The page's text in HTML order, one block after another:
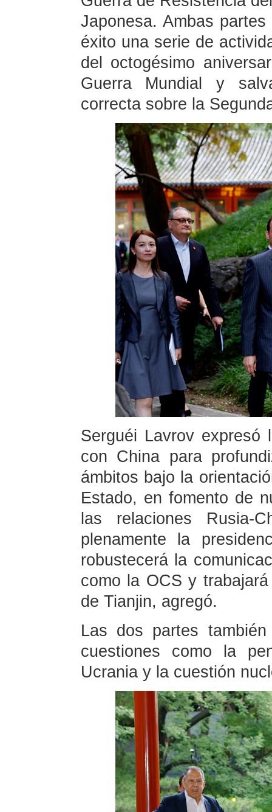
Japonesa. Ambas
éxito una serie de
del octogésimo
Guerra Mundial y
correcta sobre la
Serguéi Lavrov
con China para
ámbitos bajo la
Estado, en fomento de
las relaciones Rusia-
plenamente la
robustecerá la
como la OCS y
de Tianjin, agregó.
Las dos partes
cuestiones como la
Ucrania y la cuestión